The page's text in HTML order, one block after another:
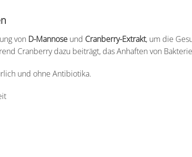
von D-Mannose und Cranberry-Extrakt, um die
Cranberry dazu beiträgt, das Anhaften von
und ohne Antibiotika.